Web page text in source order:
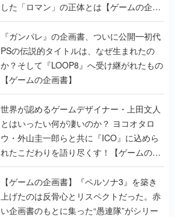
した「ロマン」の正体とは【ゲームの企画
書】
『ガンパレ』の企画書、ついに公開━初代
PSの伝説的タイトルは、なぜ生まれたの
か？そして『LOOP8』へ受け継がれたもの
【ゲームの企画書】
世界が認めるゲームデザイナー・上田文人
とはいったい何が凄いのか？ ヨコオタロ
ウ・外山圭一郎らと共に『ICO』に込めら
れたこだわりを語り尽くす！【ゲームの企
画書】
【ゲームの企画書】『ペルソナ3』を築き
上げたのは反骨心とリスペクトだった。赤
い企画書のもとに集った“愚連隊”がシリー